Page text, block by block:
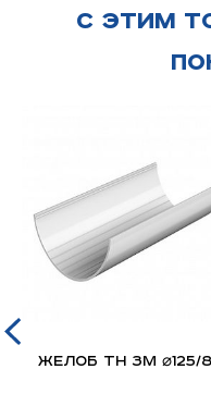
С этим
Желоб ТН 3м ⌀125/